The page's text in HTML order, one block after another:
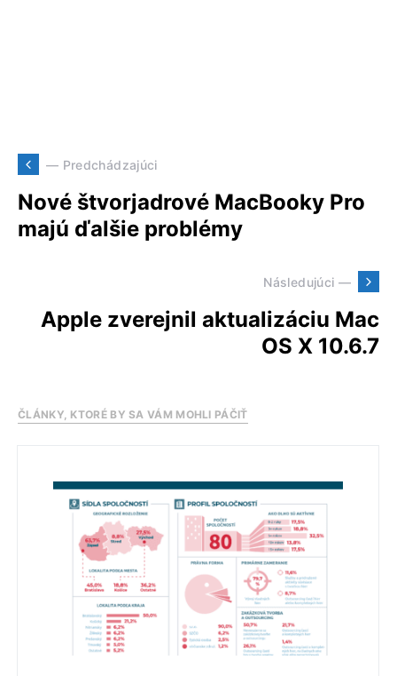
— Predchádzajúci
Nové štvorjadrové MacBooky Pro
majú ďalšie problémy
Následujúci —
Apple zverejnil aktualizáciu Mac
OS X 10.6.7
ČLÁNKY, KTORÉ BY SA VÁM MOHLI PÁČIŤ